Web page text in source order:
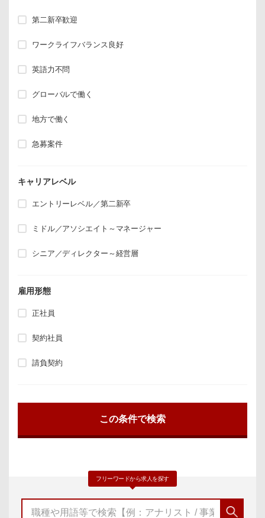
第二新卒歓迎
ワークライフバランス良好
英語力不問
グローバルで働く
地方で働く
急募案件
キャリアレベル
エントリーレベル／第二新卒
ミドル／アソシエイト～マネージャー
シニア／ディレクター～経営層
雇用形態
正社員
契約社員
請負契約
フリーワードから求人を探す